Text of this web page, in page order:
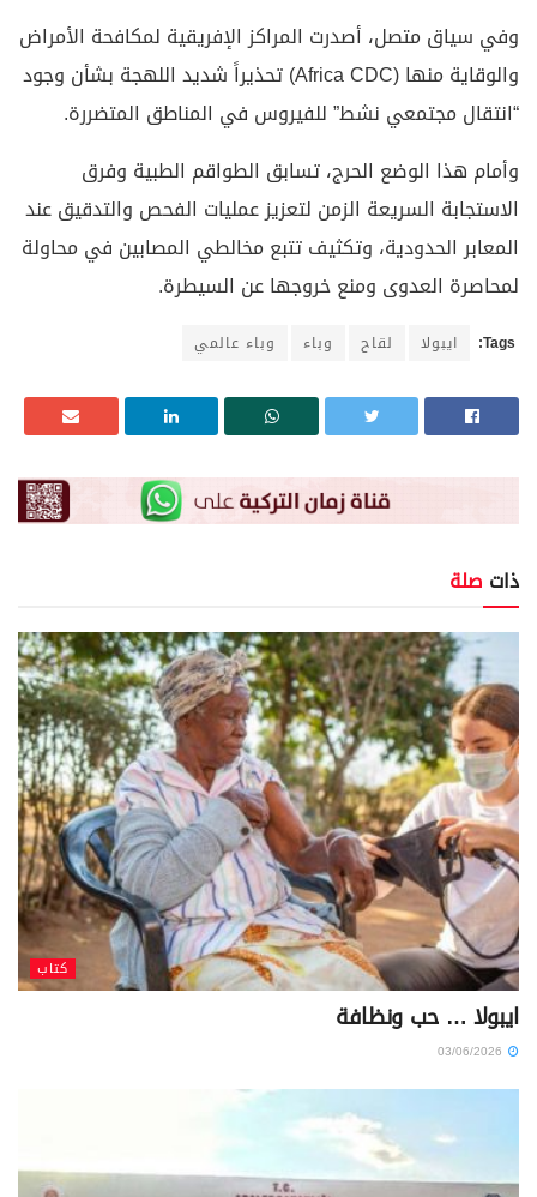
وفي سياق متصل، أصدرت المراكز الإفريقية لمكافحة الأمراض
والوقاية منها (Africa CDC) تحذيراً شديد اللهجة بشأن وجود
“انتقال مجتمعي نشط” للفيروس في المناطق المتضررة.
وأمام هذا الوضع الحرج، تسابق الطواقم الطبية وفرق
الاستجابة السريعة الزمن لتعزيز عمليات الفحص والتدقيق عند
المعابر الحدودية، وتكثيف تتبع مخالطي المصابين في محاولة
لمحاصرة العدوى ومنع خروجها عن السيطرة.
Tags: ايبولا لقاح وباء وباء عالمي
ذات صلة
كتاب
ايبولا … حب ونظافة